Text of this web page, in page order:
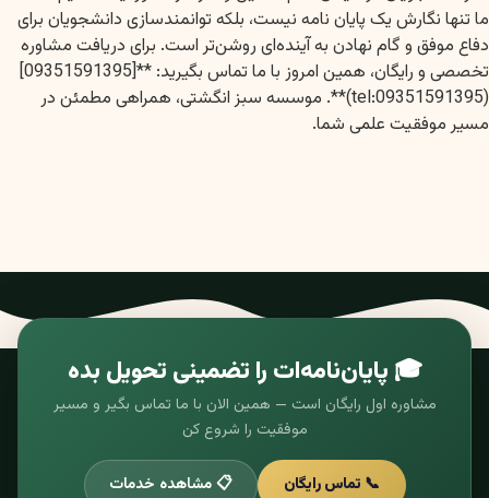
ما تنها نگارش یک پایان نامه نیست، بلکه توانمندسازی دانشجویان برای
دفاع موفق و گام نهادن به آینده‌ای روشن‌تر است. برای دریافت مشاوره
تخصصی و رایگان، همین امروز با ما تماس بگیرید: **[09351591395]
(tel:09351591395)**. موسسه سبز انگشتی، همراهی مطمئن در
مسیر موفقیت علمی شما.
🎓 پایان‌نامه‌ات را تضمینی تحویل بده
مشاوره اول رایگان است — همین الان با ما تماس بگیر و مسیر
موفقیت را شروع کن
📞 تماس رایگان 📋 مشاهده خدمات